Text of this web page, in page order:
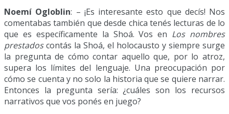
Noemí Ogloblin: – ¡Es interesante esto que decís! Nos
comentabas también que desde chica tenés lecturas de lo
que es específicamente la Shoá. Vos en Los nombres
prestadoscontás la Shoá, el holocausto y siempre surge
la pregunta de cómo contar aquello que, por lo atroz,
supera los límites del lenguaje. Una preocupación por
cómo se cuenta y no solo la historia que se quiere narrar.
Entonces la pregunta sería: ¿cuáles son los recursos
narrativos que vos ponés en juego?